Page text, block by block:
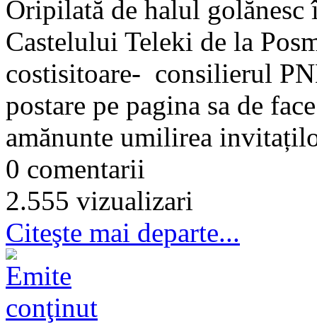
Oripilată de halul golănesc
Castelului Teleki de la
costisitoare- consilierul
postare pe pagina sa de
amănunte umilirea
0 comentarii
2.555 vizualizari
Citeşte mai departe...